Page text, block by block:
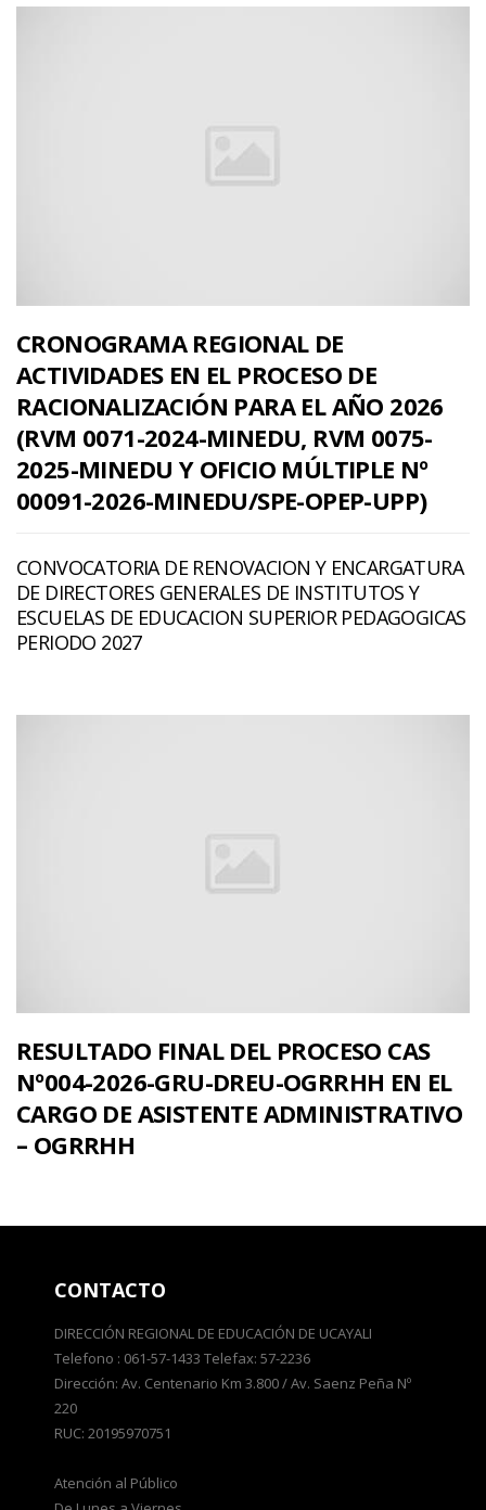
CRONOGRAMA REGIONAL DE
ACTIVIDADES EN EL PROCESO DE
RACIONALIZACIÓN PARA EL AÑO 2026
(RVM 0071-2024-MINEDU, RVM 0075-
2025-MINEDU Y OFICIO MÚLTIPLE Nº
00091-2026-MINEDU/SPE-OPEP-UPP)
CONVOCATORIA DE RENOVACION Y ENCARGATURA
DE DIRECTORES GENERALES DE INSTITUTOS Y
ESCUELAS DE EDUCACION SUPERIOR PEDAGOGICAS
PERIODO 2027
RESULTADO FINAL DEL PROCESO CAS
Nº004-2026-GRU-DREU-OGRRHH EN EL
CARGO DE ASISTENTE ADMINISTRATIVO
– OGRRHH
CONTACTO
DIRECCIÓN REGIONAL DE EDUCACIÓN DE UCAYALI
Telefono : 061-57-1433 Telefax: 57-2236
Dirección: Av. Centenario Km 3.800 / Av. Saenz Peña Nº
220
RUC: 20195970751
Atención al Público